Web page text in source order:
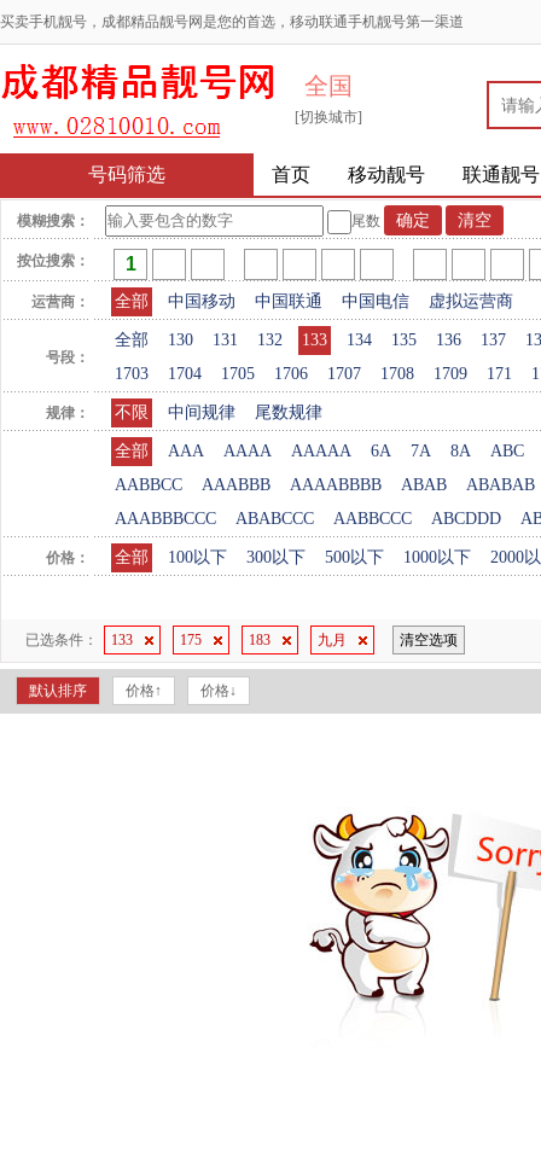
买卖手机靓号，成都精品靓号网是您的首选，移动联通手机靓号第一渠道
全国
[切换城市]
号码筛选 首页 移动靓号 联通靓号
模糊搜索： 尾数
按位搜索：
运营商： 全部 中国移动 中国联通 中国电信 虚拟运营商
号段：
全部 130 131 132 133 134 135 136 137
1703
1704 1705 1706 1707 1708 1709 171
规律： 不限 中间规律 尾数规律
全部 AAA AAAA AAAAA 6A 7A 8A
ABC
AABBCC
AAABBB AAAABBBB ABAB
ABABAB
AAABBBCCC
ABABCCC AABBCCC ABCDDD
价格： 全部 100以下 300以下 500以下 1000以下 2000
已选条件： 133 175 183 九月 清空选项
默认排序 价格↑ 价格↓